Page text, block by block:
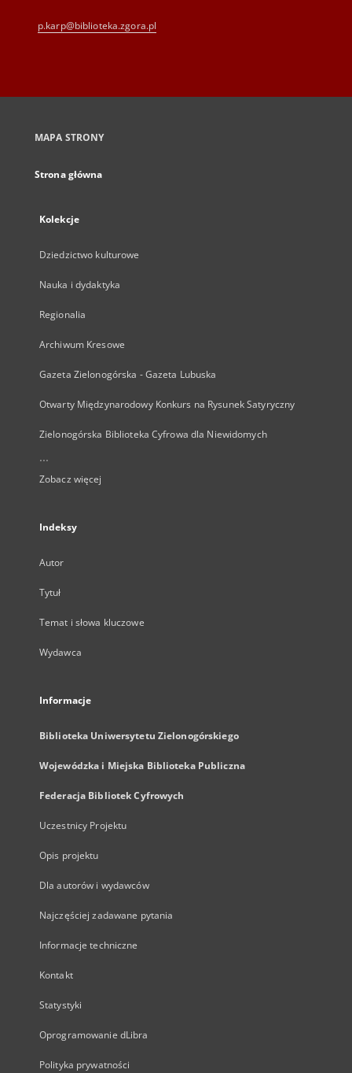
p.karp@biblioteka.zgora.pl
MAPA STRONY
Strona główna
Kolekcje
Dziedzictwo kulturowe
Nauka i dydaktyka
Regionalia
Archiwum Kresowe
Gazeta Zielonogórska - Gazeta Lubuska
Otwarty Międzynarodowy Konkurs na Rysunek Satyryczny
Zielonogórska Biblioteka Cyfrowa dla Niewidomych
...
Zobacz więcej
Indeksy
Autor
Tytuł
Temat i słowa kluczowe
Wydawca
Informacje
Biblioteka Uniwersytetu Zielonogórskiego
Wojewódzka i Miejska Biblioteka Publiczna
Federacja Bibliotek Cyfrowych
Uczestnicy Projektu
Opis projektu
Dla autorów i wydawców
Najczęściej zadawane pytania
Informacje techniczne
Kontakt
Statystyki
Oprogramowanie dLibra
Polityka prywatności